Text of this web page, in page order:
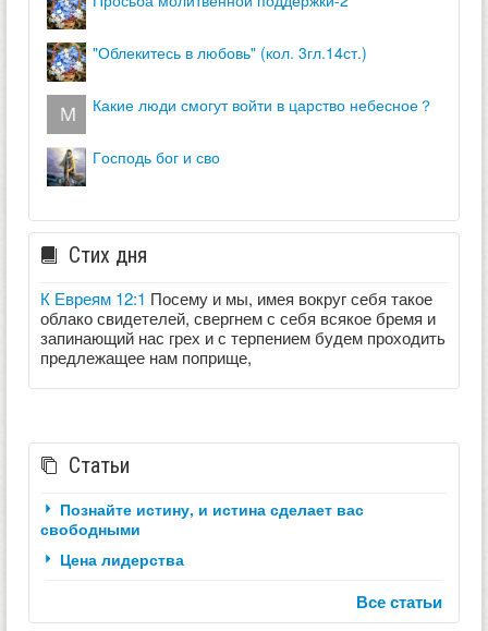
"облекитесь в любовь" (кол. 3гл.14ст.)
какие люди смогут войти в царство небесное？
господь бог и сво
Стих дня
К Евреям 12:1 Посему и мы, имея вокруг себя такое
облако свидетелей, свергнем с себя всякое бремя и
запинающий нас грех и с терпением будем проходить
предлежащее нам поприще,
Статьи
Познайте истину, и истина сделает вас
свободными
Цена лидерства
Все статьи